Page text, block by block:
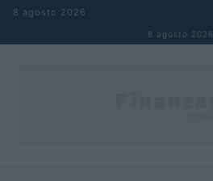
Saltar al contenido
8 agosto 2026
8 agosto 2026